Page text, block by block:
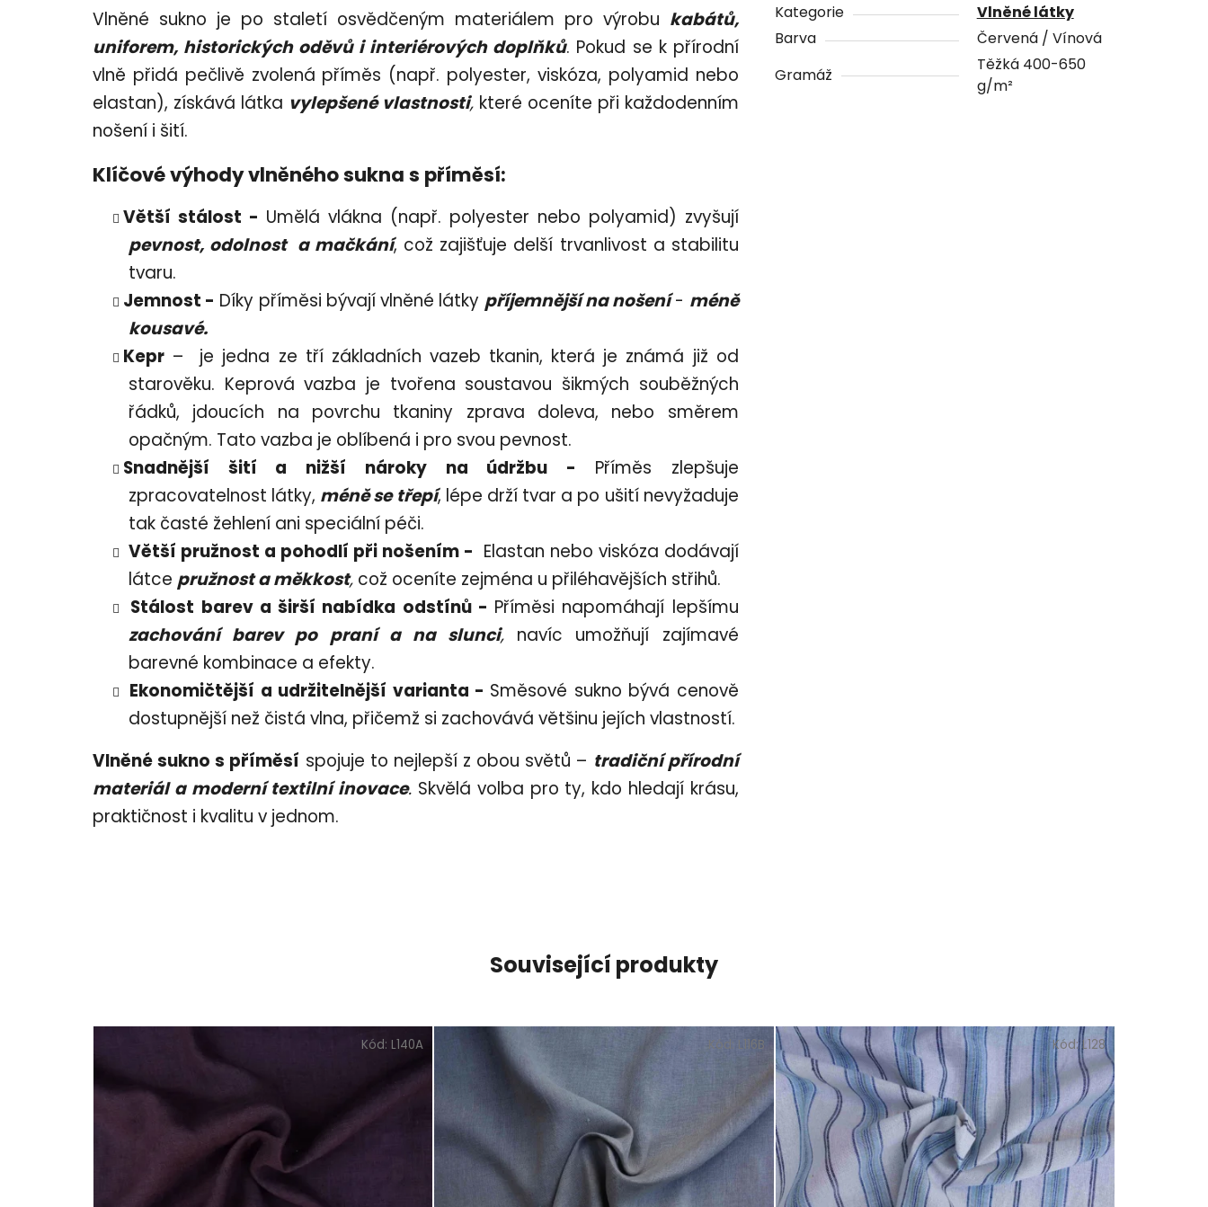
Vlněné sukno je po staletí osvědčeným materiálem pro výrobu kabátů,
uniforem, historických oděvů i interiérových doplňků. Pokud se k přírodní
vlně přidá pečlivě zvolená příměs (např. polyester, viskóza, polyamid nebo
elastan), získává látka vylepšené vlastnosti,které oceníte při každodenním
nošení i šití.
Klíčové výhody vlněného sukna s příměsí:
Větší stálost - Umělá vlákna (např. polyester nebo polyamid) zvyšují
pevnost, odolnost a mačkání, což zajišťuje delší trvanlivost a stabilitu
tvaru.
Jemnost - Díky příměsi bývají vlněné látky příjemnější na nošení - méně
kousavé.
Kepr – je jedna ze tří základních vazeb tkanin, která je známá již od
starověku. Keprová vazba je tvořena soustavou šikmých souběžných
řádků, jdoucích na povrchu tkaniny zprava doleva, nebo směrem
opačným. Tato vazba je oblíbená i pro svou pevnost.
Snadnější šití a nižší nároky na údržbu - Příměs zlepšuje
zpracovatelnost látky, méně se třepí, lépe drží tvar a po ušití nevyžaduje
tak časté žehlení ani speciální péči.
Větší pružnost a pohodlí při nošením - Elastan nebo viskóza dodávají
látce pružnosta měkkost, což oceníte zejména u přiléhavějších střihů.
Stálost barev a širší nabídka odstínů - Příměsi napomáhají lepšímu
zachování barev po praní a na slunci, navíc umožňují zajímavé
barevné kombinace a efekty.
Ekonomičtější a udržitelnější varianta - Směsové sukno bývá cenově
dostupnější než čistá vlna, přičemž si zachovává většinu jejích vlastností.
Vlněné sukno s příměsí spojuje to nejlepší z obou světů – tradiční přírodní
materiál a moderní textilní inovace. Skvělá volba pro ty, kdo hledají krásu,
praktičnost i kvalitu v jednom.
Kategorie
Vlněné látky
Barva
Červená / Vínová
Gramáž
Těžká 400-650
g/m²
Související produkty
Kód: L140A Kód: L116B Kód:L128